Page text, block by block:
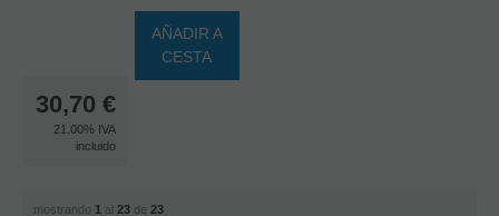
30,70 €
21.00% IVA
incluido
AÑADIR A
CESTA
mostrando 1 al 23 de 23